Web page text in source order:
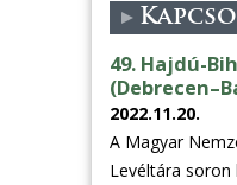
49. Hajdú-
2022.11.20.
A Magyar
Levéltára soron